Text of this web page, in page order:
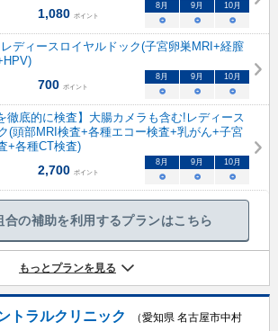
1,080 ポイント
8月 9月 10月
○ ○ ○
レディースロイヤルドック(子宮卵巣MRI+経膣
700 ポイント
8月 9月 10月
○ ○ ○
徹底的に検査】大腸カメラも含む!レディース
(頭部MRI検査+各種エコー検査+乳がん+子宮
+各種CT検査)
2,700 ポイント
8月 9月 10月
○ ○ ○
合の補助を利用するプランはこちら
もっとプランを見る
トラルクリニック
（愛知県 名古屋市中村